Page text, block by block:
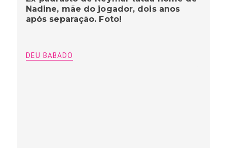
Nadine, mãe do jogador, dois anos
após separação. Foto!
DEU BABADO